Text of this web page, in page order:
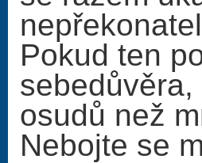
Pokud ten
osudů než
Nebojte se